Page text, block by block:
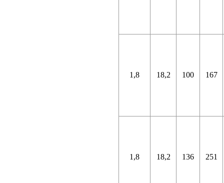
1,8 18,2 100 167
1,8 18,2 136 251